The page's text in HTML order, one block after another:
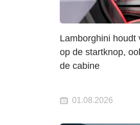
Lamborghini houdt
op de startknop,
de cabine
01.08.2026